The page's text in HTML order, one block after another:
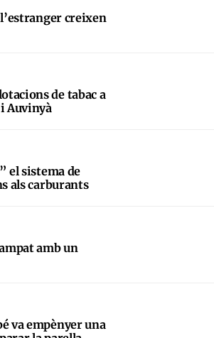
creixen
de tabac a
Auvinyà
el sistema de
als carburants
amb un
va empènyer una